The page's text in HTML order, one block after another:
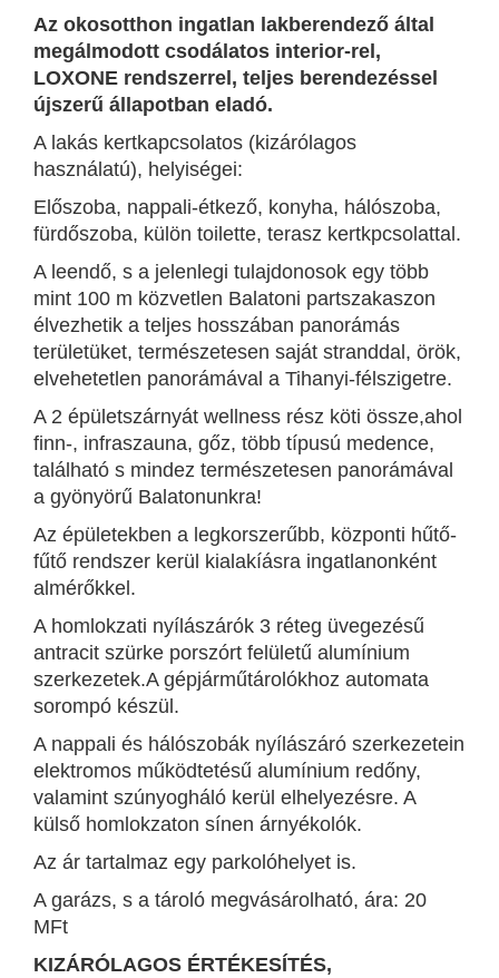
Az okosotthon ingatlan lakberendező által
megálmodott csodálatos interior-rel,
LOXONE rendszerrel, teljes berendezéssel
újszerű állapotban eladó.
A lakás kertkapcsolatos (kizárólagos
használatú), helyiségei:
Előszoba, nappali-étkező, konyha, hálószoba,
fürdőszoba, külön toilette, terasz kertkpcsolattal.
A leendő, s a jelenlegi tulajdonosok egy több
mint 100 m közvetlen Balatoni partszakaszon
élvezhetik a teljes hosszában panorámás
területüket, természetesen saját stranddal, örök,
elvehetetlen panorámával a Tihanyi-félszigetre.
A 2 épületszárnyát wellness rész köti össze,ahol
finn-, infraszauna, gőz, több típusú medence,
található s mindez természetesen panorámával
a gyönyörű Balatonunkra!
Az épületekben a legkorszerűbb, központi hűtő-
fűtő rendszer kerül kialakíásra ingatlanonként
almérőkkel.
A homlokzati nyílászárók 3 réteg üvegezésű
antracit szürke porszórt felületű alumínium
szerkezetek.A gépjárműtárolókhoz automata
sorompó készül.
A nappali és hálószobák nyílászáró szerkezetein
elektromos működtetésű alumínium redőny,
valamint szúnyogháló kerül elhelyezésre. A
külső homlokzaton sínen árnyékolók.
Az ár tartalmaz egy parkolóhelyet is.
A garázs, s a tároló megvásárolható, ára: 20
MFt
KIZÁRÓLAGOS ÉRTÉKESÍTÉS,